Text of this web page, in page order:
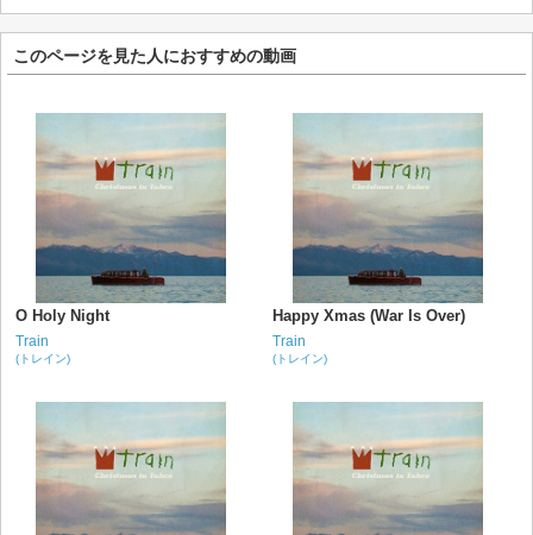
このページを見た人におすすめの動画
O Holy Night
Train
(トレイン)
Happy Xmas (War Is Over)
Train
(トレイン)